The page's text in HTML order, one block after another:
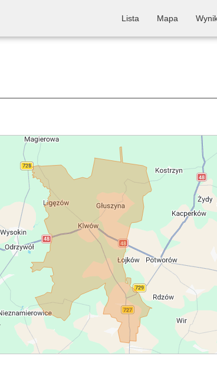
Lista Mapa